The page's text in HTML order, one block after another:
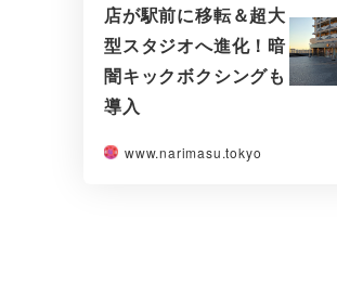
店が駅前に移転＆超大
型スタジオへ進化！暗
闇キックボクシングも
導入
www.narimasu.tokyo